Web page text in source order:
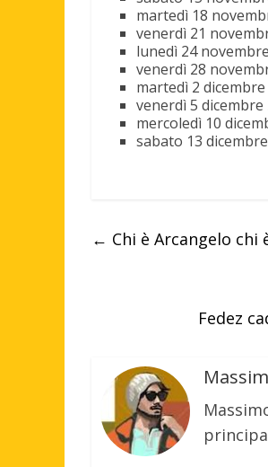
martedì 18
venerdì 21
lunedì 24
venerdì 28
martedì 2 dicembre
venerdì 5 dicembre
mercoledì 10
sabato 13
← Chi è Arcangelo
Fedez